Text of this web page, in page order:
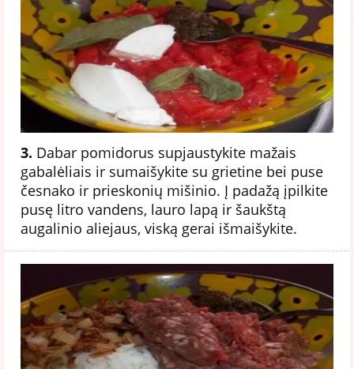
3. Dabar pomidorus supjaustykite mažais
gabalėliais ir sumaišykite su grietine bei puse
česnako ir prieskonių mišinio. Į padažą įpilkite
pusę litro vandens, lauro lapą ir šaukštą
augalinio aliejaus, viską gerai išmaišykite.